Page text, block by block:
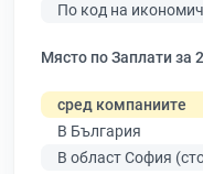
По код на
Място по Заплати за
сред компаниите
В България
В област София